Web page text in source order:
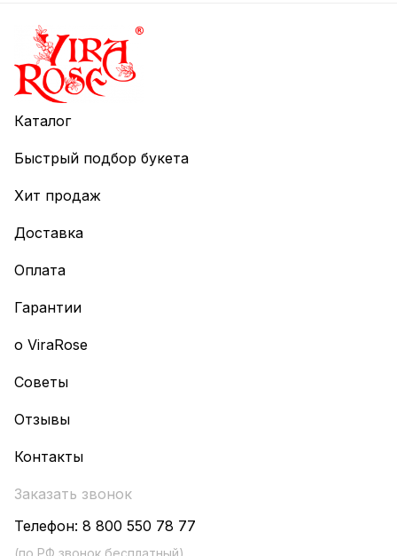
Каталог
Быстрый подбор букета
Хит продаж
Доставка
Оплата
Гарантии
о ViraRose
Советы
Отзывы
Контакты
Заказать звонок
Телефон: 8 800 550 78 77
(по РФ звонок бесплатный)